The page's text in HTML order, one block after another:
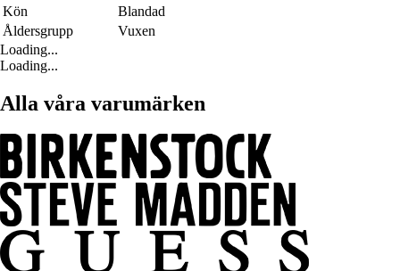
Kön
Blandad
Åldersgrupp
Vuxen
Loading...
Loading...
Alla våra varumärken